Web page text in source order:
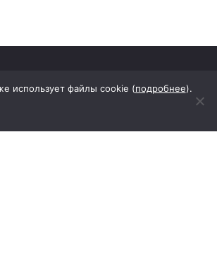
использует файлы cookie (подробнее).